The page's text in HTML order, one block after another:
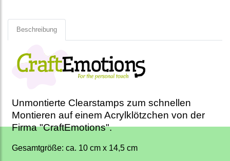
Beschreibung
Unmontierte Clearstamps zum schnellen
Montieren auf einem Acrylklötzchen von der
Firma "CraftEmotions".
Gesamtgröße: ca. 10 cm x 14,5 cm